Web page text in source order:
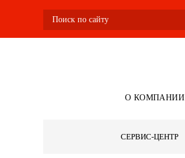
О КОМПАНИИ
СЕРВИС-ЦЕНТР